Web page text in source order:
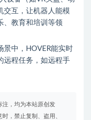
交互，让机器人能模
、教育和培训等领
景中，HOVER能实时
远程任务，如远程手
注，均为本站原创发
，禁止复制、盗用、